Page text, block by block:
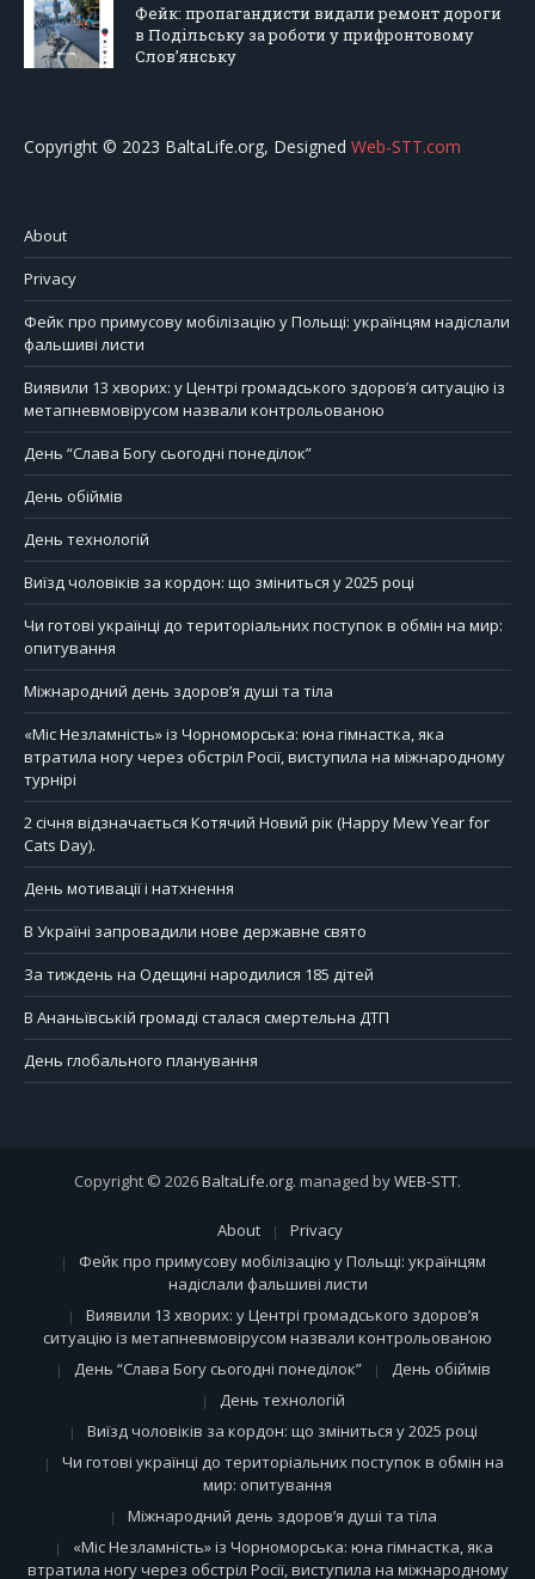
Фейк: пропагандисти видали ремонт дороги
в Подільську за роботи у прифронтовому
Слов’янську
Copyright © 2023 BaltaLife.org, Designed Web-STT.com
About
Privacy
Фейк про примусову мобілізацію у Польщі: українцям надіслали
фальшиві листи
Виявили 13 хворих: у Центрі громадського здоров’я ситуацію із
метапневмовірусом назвали контрольованою
День “Слава Богу сьогодні понеділок”
День обіймів
День технологій
Виїзд чоловіків за кордон: що зміниться у 2025 році
Чи готові українці до територіальних поступок в обмін на мир:
опитування
Міжнародний день здоров’я душі та тіла
«Міс Незламність» із Чорноморська: юна гімнастка, яка
втратила ногу через обстріл Росії, виступила на міжнародному
турнірі
2 січня відзначається Котячий Новий рік (Happy Mew Year for
Cats Day).
День мотивації і натхнення
В Україні запровадили нове державне свято
За тиждень на Одещині народилися 185 дітей
В Ананьївській громаді сталася смертельна ДТП
День глобального планування
Copyright © 2026BaltaLife.org. managed byWEB-STT.
About
Privacy
Фейк про примусову мобілізацію у Польщі: українцям
надіслали фальшиві листи
Виявили 13 хворих: у Центрі громадського здоров’я
ситуацію із метапневмовірусом назвали контрольованою
День “Слава Богу сьогодні понеділок”
День обіймів
День технологій
Виїзд чоловіків за кордон: що зміниться у 2025 році
Чи готові українці до територіальних поступок в обмін на
мир: опитування
Міжнародний день здоров’я душі та тіла
«Міс Незламність» із Чорноморська: юна гімнастка, яка
втратила ногу через обстріл Росії, виступила на міжнародному